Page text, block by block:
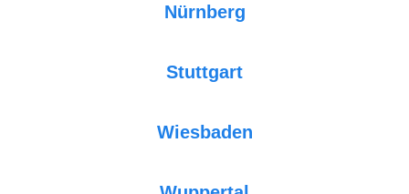
Nürnberg
Stuttgart
Wiesbaden